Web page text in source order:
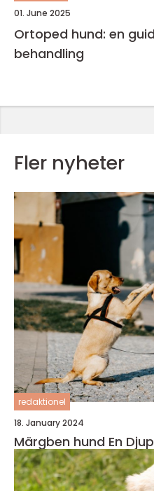
01. June 2025
Ortoped hund: en
behandling
Fler nyheter
redaktionel
18. January 2024
Märgben